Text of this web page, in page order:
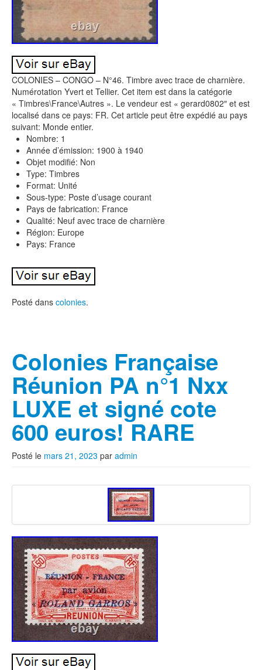
COLONIES – CONGO – N°46. Timbre avec trace de charnière.
Numérotation Yvert et Tellier. Cet item est dans la catégorie
« Timbres\France\Autres ». Le vendeur est « gerard0802″ et est
localisé dans ce pays: FR. Cet article peut être expédié au pays
suivant: Monde entier.
Nombre: 1
Année d’émission: 1900 à 1940
Objet modifié: Non
Type: Timbres
Format: Unité
Sous-type: Poste d’usage courant
Pays de fabrication: France
Qualité: Neuf avec trace de charnière
Région: Europe
Pays: France
Posté dans colonies.
Colonies Française
Réunion PA n°1 Nxx
LUXE et signé cote
600 euros! RARE
Posté le mars 21, 2023 par admin